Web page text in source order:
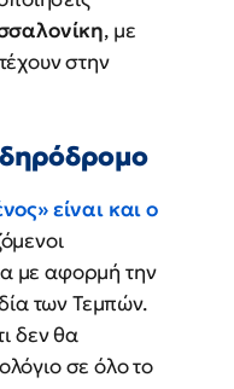
, με
στην
είναι και ο
με αφορμή την
των Τεμπών.
δεν θα
σε όλο το